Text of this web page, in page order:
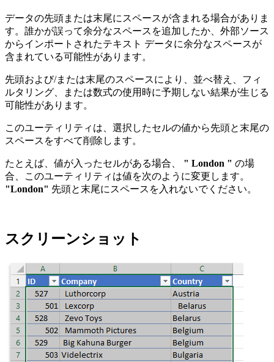
データの先頭または末尾にスペースが含まれる場合がありま
す。誰かが誤って余分なスペースを追加したか、外部ソース
からインポートされたテキスト データに余分なスペースが
含まれている可能性があります。
先頭および/または末尾のスペースにより、並べ替え、フィ
ルタリング、または数式の使用時に予期しない結果が生じる
可能性があります。
このユーティリティは、選択したセルの値から先頭と末尾の
スペースをすべて削除します。
たとえば、値が入ったセルがある場合、 " London " の場
合、このユーティリティは値を次のように変更します。
"London" 先頭と末尾にスペースを入れないでください。
スクリーンショット